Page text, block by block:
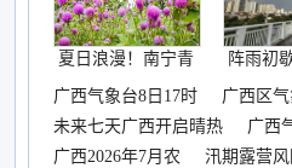
夏日浪漫！南宁青
秀山
阵雨初
广西气象台8日17时
广西区
布
未来七天广西开启晴热
广西
时
广西2026年7月农
汛期露营